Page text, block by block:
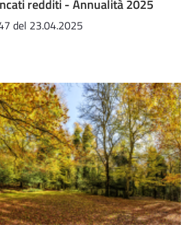
redditi - Annualità 2025
del 23.04.2025